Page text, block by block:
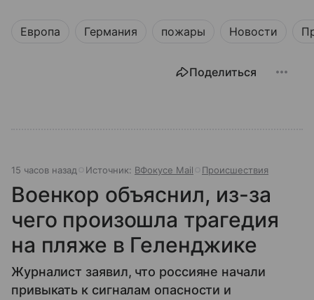
Европа Германия пожары Новости
Поделиться
15 часов назад Источник: ВФокусе Mail Происшествия
Военкор объяснил, из-за
чего произошла трагедия
на пляже в Геленджике
Журналист заявил, что россияне начали
привыкать к сигналам опасности и